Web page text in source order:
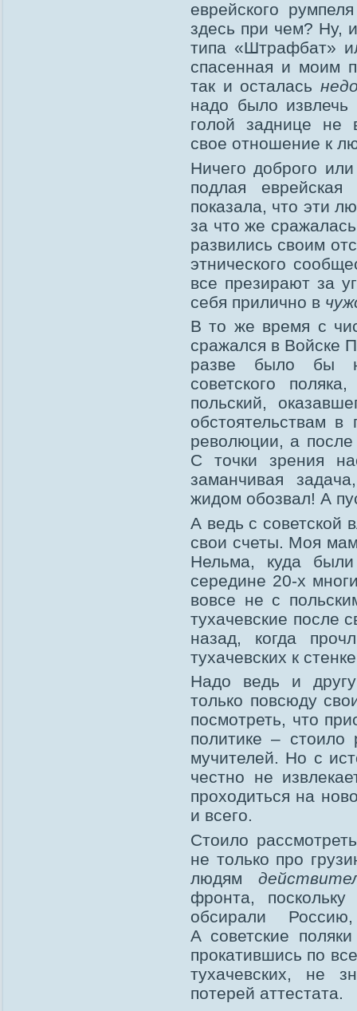
еврейского
здесь при чем? Ну,
типа «Штрафбат»
спасенная и моим
так и осталась
надо было извлечь
голой заднице не
свое отношение к
Ничего доброго
подлая
показала, что эти
за что же
развились своим
этнического
все презирают за
себя прилично в
В то же время с
сражался в Войске
разве было бы
советского
польский,
обстоятельствам
революции, а
С точки зрения
заманчивая
жидом обозвал! А
А ведь с советской
свои счеты. Моя
Нельма, куда
середине 20-х
вовсе не с
тухачевские после
назад, когда
тухачевских к
Надо ведь и
только повсюду
посмотреть, что
политике – стоило
мучителей. Но с
честно не
проходиться на
и всего.
Стоило
не только про
людям
фронта,
обсирали
А советские
прокатившись по
тухачевских, не
потерей аттестата.